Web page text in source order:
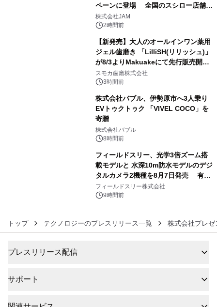
ペーンに登場 全国のスシロー店舗で
GR 4車種の FUNBOO(ミニカー)付き
メニューが展開されます
株式会社JAM
2時間前
【新発売】大人のオールインワン薬用
ジェル歯磨き 「LilliSH(リリッシュ)」
が8/3よりMakuakeにて先行販売開
始！
スモカ歯磨株式会社
3時間前
株式会社バブル、伊勢原市へ3人乗り
EVトゥクトゥク 「VIVEL COCO」を
寄贈
株式会社バブル
8時間前
フィールドスリー、光学3倍ズーム搭
載モデルと 水深10m防水モデルのデジ
タルカメラ2機種を8月7日発売 有効
約1300万画素、用途別に選べるコンデ
ジ新登場
フィールドスリー株式会社
9時間前
トップ テクノロジーのプレスリリース一覧 株式会社プレ
プレスリリース配信
サポート